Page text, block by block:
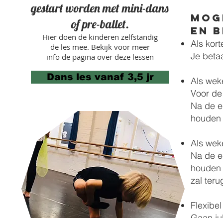
gestart worden metmini-dans
of pre-ballet.
Hier doen de kinderen zelfstandig
de les mee. Bekijk voor meer
info de pagina over deze lessen
Dans les vanaf 3,5 jr
en
Als
Je
Als
Voor
Na de
Als
Na de
zal